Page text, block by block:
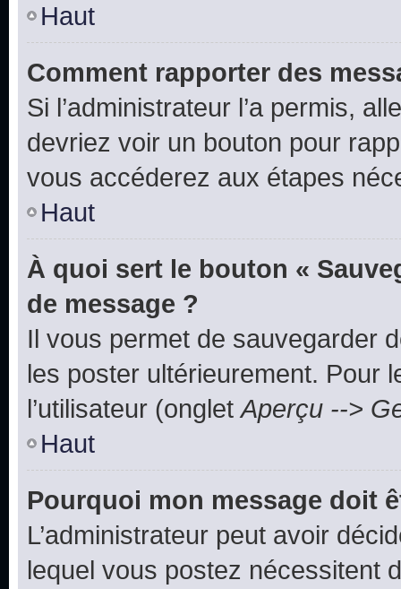
Haut
Comment rapporter des
Si l’administrateur l’a permis,
devriez voir un bouton pour
vous accéderez aux étapes
Haut
À quoi sert le bouton «
de message ?
Il vous permet de sauvegarder
les poster ultérieurement. Pour
l’utilisateur (ongletAperçu -->
Haut
Pourquoi mon message doit
L’administrateur peut avoir
lequel vous postez nécessitent